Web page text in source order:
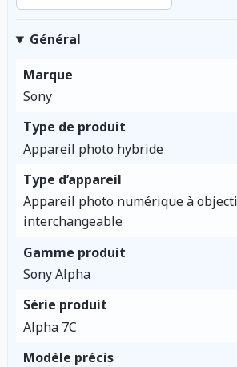
Général
Marque
Sony
Type de produit
Appareil photo hybride
Type d’appareil
Appareil photo numérique à
interchangeable
Gamme produit
Sony Alpha
Série produit
Alpha 7C
Modèle précis